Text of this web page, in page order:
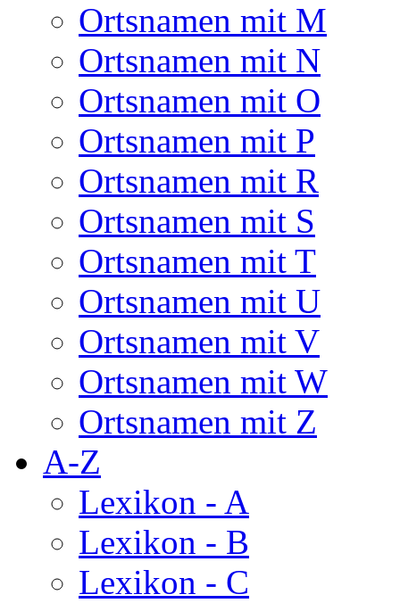
Ortsnamen mit M
Ortsnamen mit N
Ortsnamen mit O
Ortsnamen mit P
Ortsnamen mit R
Ortsnamen mit S
Ortsnamen mit T
Ortsnamen mit U
Ortsnamen mit V
Ortsnamen mit W
Ortsnamen mit Z
A-Z
Lexikon - A
Lexikon - B
Lexikon - C